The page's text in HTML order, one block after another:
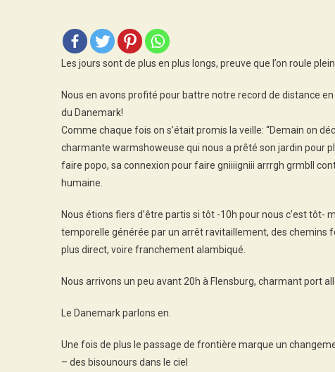
Peut
Les jours sont de plus en plus longs, preuve que l’on roule
Nous en avons profité pour battre notre record de distance
du Danemark!
Comme chaque fois on s’était promis la veille: “Demain on
charmante warmshoweuse qui nous a prêté son jardin pour
faire popo, sa connexion pour faire gniiiigniii arrrgh grmbll
humaine.
Nous étions fiers d’être partis si tôt -10h pour nous c’est
temporelle générée par un arrêt ravitaillement, des chemins
plus direct, voire franchement alambiqué.
Nous arrivons un peu avant 20h à Flensburg, charmant port
Le Danemark parlons en.
Une fois de plus le passage de frontière marque un
– des bisounours dans le ciel